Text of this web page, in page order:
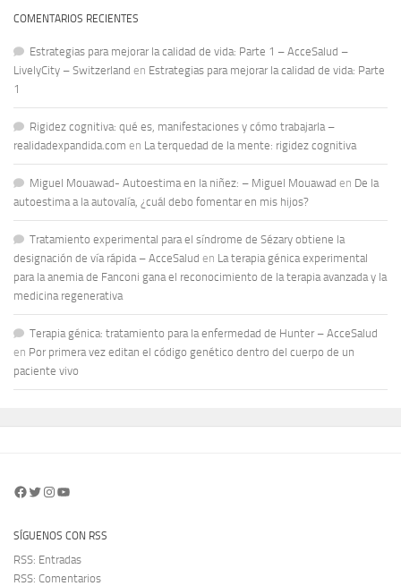
COMENTARIOS RECIENTES
Estrategias para mejorar la calidad de vida: Parte 1 – AcceSalud –
LivelyCity – Switzerland en Estrategias para mejorar la calidad de vida: Parte
1
Rigidez cognitiva: qué es, manifestaciones y cómo trabajarla –
realidadexpandida.com en La terquedad de la mente: rigidez cognitiva
Miguel Mouawad- Autoestima en la niñez: – Miguel Mouawad en De la
autoestima a la autovalía, ¿cuál debo fomentar en mis hijos?
Tratamiento experimental para el síndrome de Sézary obtiene la
designación de vía rápida – AcceSalud en La terapia génica experimental
para la anemia de Fanconi gana el reconocimiento de la terapia avanzada y la
medicina regenerativa
Terapia génica: tratamiento para la enfermedad de Hunter – AcceSalud
en Por primera vez editan el código genético dentro del cuerpo de un
paciente vivo
Facebook
Twitter
Instagram
YouTube
SÍGUENOS CON RSS
RSS: Entradas
RSS: Comentarios